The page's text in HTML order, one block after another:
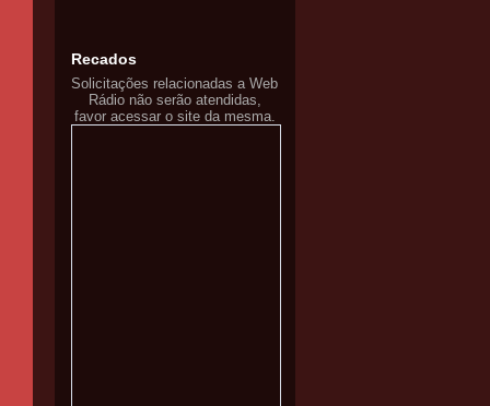
Recados
Solicitações relacionadas a Web
Rádio não serão atendidas,
favor acessar o site da mesma.